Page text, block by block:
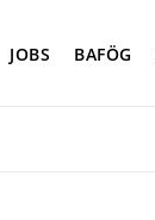
JOBS BAFÖG